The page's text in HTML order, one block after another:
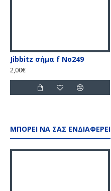
Jibbitz σήμα f No249
2,00€
ΜΠΟΡΕΊ ΝΑ ΣΑΣ ΕΝΔΙΑΦΈΡΕΙ